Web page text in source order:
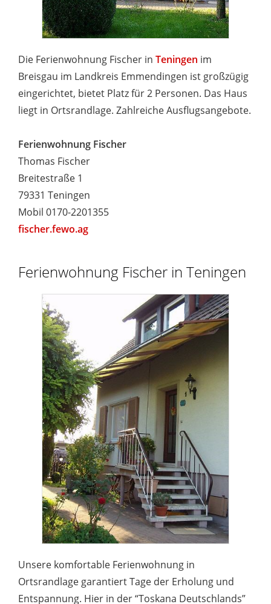
Die Ferienwohnung Fischer in Teningen im
Breisgau im Landkreis Emmendingen ist großzügig
eingerichtet, bietet Platz für 2 Personen. Das Haus
liegt in Ortsrandlage. Zahlreiche Ausflugsangebote.
Ferienwohnung Fischer
Thomas Fischer
Breitestraße 1
79331 Teningen
Mobil 0170-2201355
fischer.fewo.ag
Ferienwohnung Fischer in Teningen
Unsere komfortable Ferienwohnung in
Ortsrandlage garantiert Tage der Erholung und
Entspannung. Hier in der “Toskana Deutschlands”